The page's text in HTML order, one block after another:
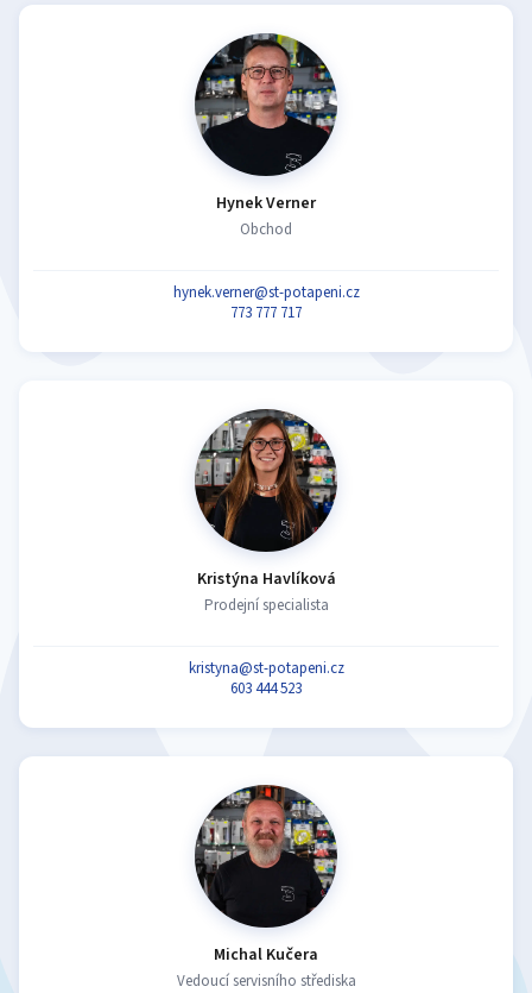
Hynek Verner
Obchod
hynek.verner@st-potapeni.cz
773 777 717
Kristýna Havlíková
Prodejní specialista
kristyna@st-potapeni.cz
603 444 523
Michal Kučera
Vedoucí servisního střediska